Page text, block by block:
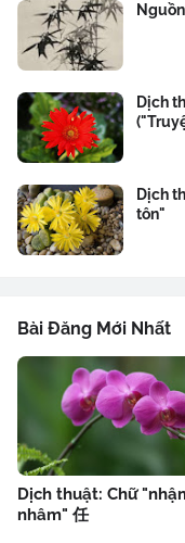
Dịch
Dịch
tôn"
Bài Đăng Mới Nhất
Dịch thuật: Chữ
nhâm" 任